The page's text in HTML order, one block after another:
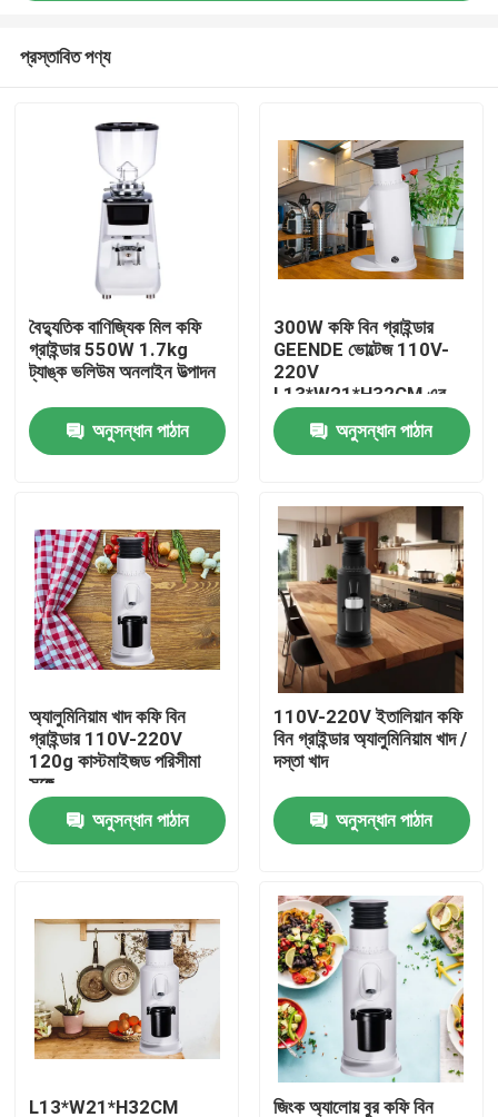
পণ্য
VR প্রদর্শন
কারখানা ভ্রমণ
মান নিয়ন্ত্রণ
কফি বিন গ্রাইন্ডার
Burr কফি পেষকদন্ত
প্রস্তাবিত পণ্য
বৈদ্যুতিক বাণিজ্যিক মিল কফি
গ্রাইন্ডার 550W 1.7kg
ট্যাঙ্ক ভলিউম অনলাইন উত্পাদন
অনুসন্ধান পাঠান
300W কফি বিন গ্রাইন্ডার
GEENDE ভোল্টেজ 110V-
220V
L13*W21*H32CM এর
মধ্যে
অনুসন্ধান পাঠান
অ্যালুমিনিয়াম খাদ কফি বিন
গ্রাইন্ডার 110V-220V
120g কাস্টমাইজড পরিসীমা
সঙ্গে
অনুসন্ধান পাঠান
110V-220V ইতালিয়ান কফি
বিন গ্রাইন্ডার অ্যালুমিনিয়াম খাদ /
দস্তা খাদ
অনুসন্ধান পাঠান
L13*W21*H32CM জিংক অ্যালোয় বুর কফি বিন